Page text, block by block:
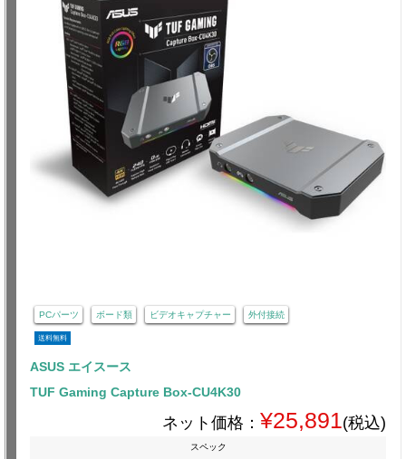
PCパーツ ボード類 ビデオキャプチャー 外付接続
送料無料
ASUS エイスース
TUF Gaming Capture Box-CU4K30
ネット価格： ¥25,891(税込)
スペック